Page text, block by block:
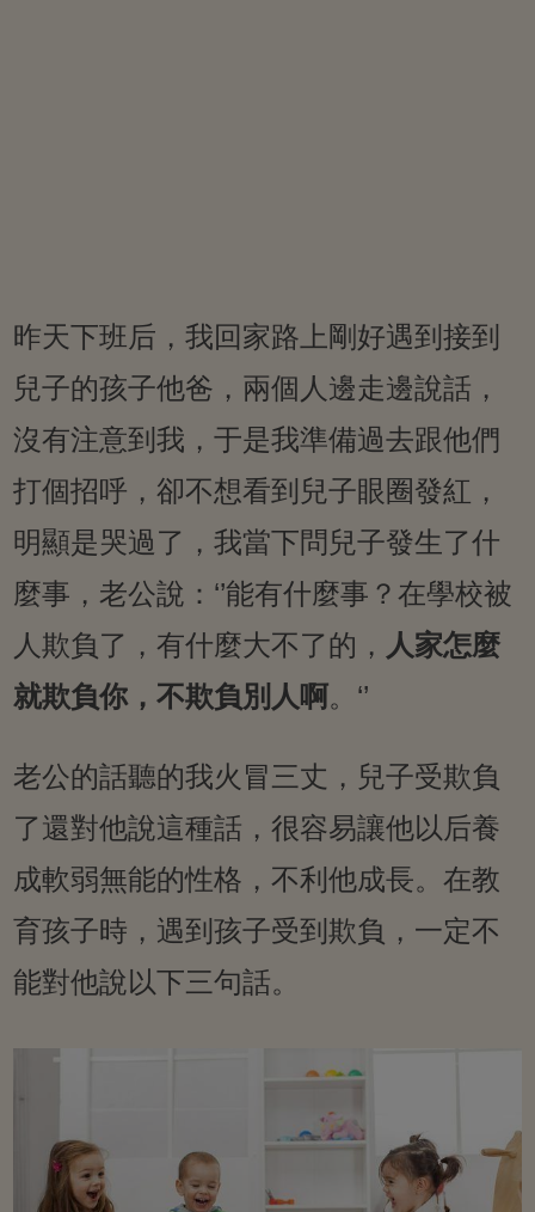
昨天下班后，我回家路上剛好遇到接到
兒子的孩子他爸，兩個人邊走邊說話，
沒有注意到我，于是我準備過去跟他們
打個招呼，卻不想看到兒子眼圈發紅，
明顯是哭過了，我當下問兒子發生了什
麼事，老公說：‘’能有什麼事？在學校被
人欺負了，有什麼大不了的， 人家怎麼
就欺負你，不欺負別人啊。‘’
老公的話聽的我火冒三丈，兒子受欺負
了還對他說這種話，很容易讓他以后養
成軟弱無能的性格，不利他成長。在教
育孩子時，遇到孩子受到欺負，一定不
能對他說以下三句話。